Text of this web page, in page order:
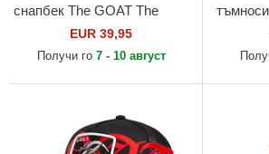
снапбек The GOAT The
Farm от Goorin Bros.
EUR 39,95
Получи го 7 - 10 август
Goat
Bros.